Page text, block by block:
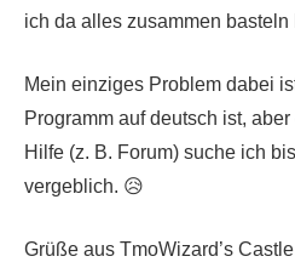
ich da alles zusammen basteln
Mein einziges Problem dabei
Programm auf deutsch ist,
Hilfe (z. B. Forum) suche ich
vergeblich. 😥
Grüße aus TmoWizard’s